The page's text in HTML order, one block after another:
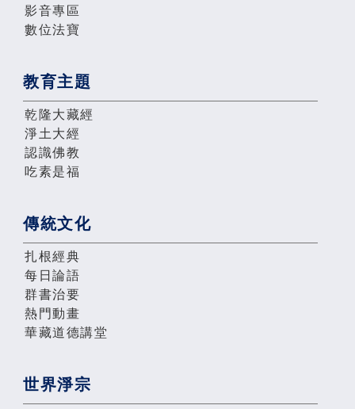
影音專區
數位法寶
教育主題
乾隆大藏經
淨土大經
認識佛教
吃素是福
傳統文化
扎根經典
每日論語
群書治要
熱門動畫
華藏道德講堂
世界淨宗